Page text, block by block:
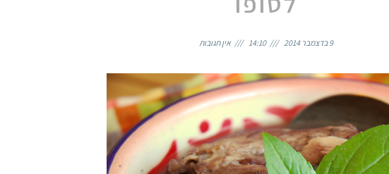
9 בדצמבר 2014 14:10 אין תגובות